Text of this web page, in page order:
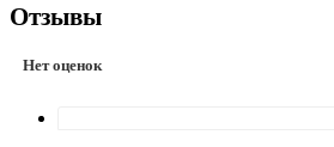
Отзывы
Нет оценок